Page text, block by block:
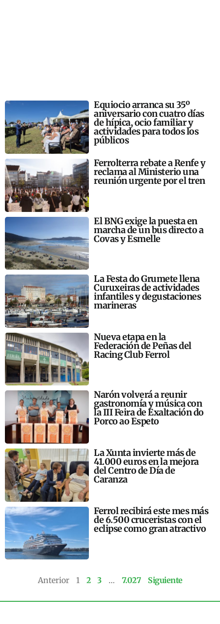
Equiocio arranca su 35º
aniversario con cuatro días
de hípica, ocio familiar y
actividades para todos los
públicos
Ferrolterra rebate a Renfe y
reclama al Ministerio una
reunión urgente por el tren
El BNG exige la puesta en
marcha de un bus directo a
Covas y Esmelle
La Festa do Grumete llena
Curuxeiras de actividades
infantiles y degustaciones
marineras
Nueva etapa en la
Federación de Peñas del
Racing Club Ferrol
Narón volverá a reunir
gastronomía y música con
la III Feira de Exaltación do
Porco ao Espeto
La Xunta invierte más de
41.000 euros en la mejora
del Centro de Día de
Caranza
Ferrol recibirá este mes más
de 6.500 cruceristas con el
eclipse como gran atractivo
Anterior 1 2 3 … 7.027 Siguiente